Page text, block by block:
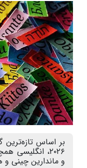
۲۰۲۶،
و ماندارین چینی و